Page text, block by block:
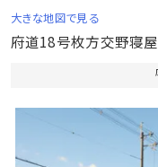
大きな地図で見る
府道18号枚方交野寝